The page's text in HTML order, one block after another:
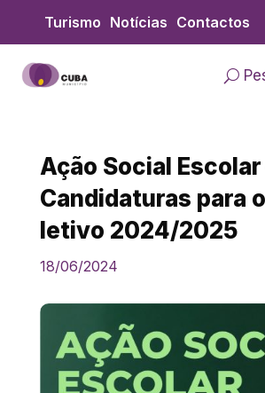
content
Turismo Notícias Contactos
Ação Social Escolar
Candidaturas para
letivo 2024/2025
18/06/2024